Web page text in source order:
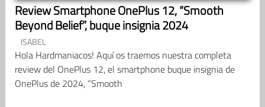
Review Smartphone OnePlus 12, “Smooth
Beyond Belief”, buque insignia 2024
ISABEL
Hola Hardmaniacos! Aquí os traemos nuestra completa
review del OnePlus 12, el smartphone buque insignia de
OnePlus de 2024, “Smooth